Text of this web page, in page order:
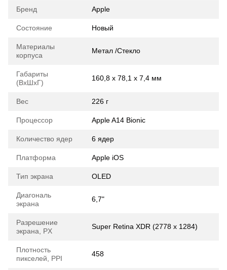
Бренд Apple
Состояние Новый
Материалы
корпуса
Метал /Стекло
Габариты
(ВхШхГ)
160,8 х 78,1 х 7,4 мм
Вес 226 г
Процессор Apple A14 Bionic
Количество ядер 6 ядер
Платформа Apple iOS
Тип экрана OLED
Диагональ
экрана
6,7"
Разрешение
экрана, PX
Super Retina XDR (2778 x 1284)
Плотность
пикселей, PPI
458